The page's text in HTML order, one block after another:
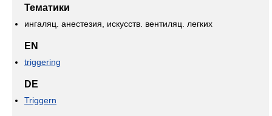
Тематики
ингаляц. анестезия, искусств. вентиляц. легких
EN
triggering
DE
Triggern